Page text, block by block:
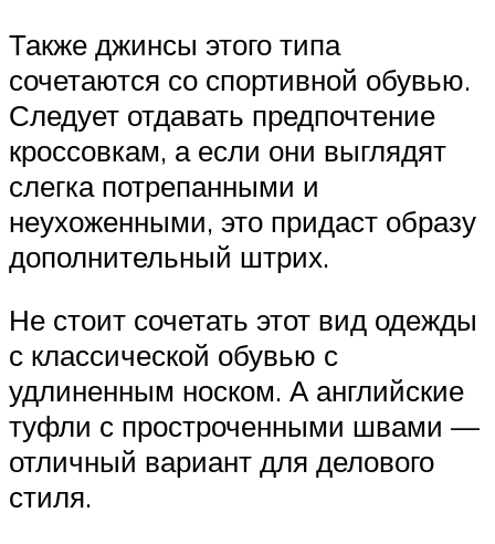
Также джинсы этого типа
сочетаются со спортивной обувью.
Следует отдавать предпочтение
кроссовкам, а если они выглядят
слегка потрепанными и
неухоженными, это придаст образу
дополнительный штрих.
Не стоит сочетать этот вид одежды
с классической обувью с
удлиненным носком. А английские
туфли с простроченными швами —
отличный вариант для делового
стиля.